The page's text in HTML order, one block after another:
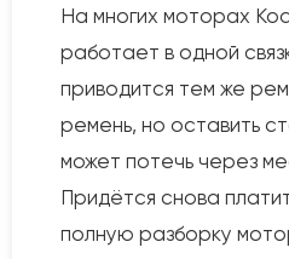
На многих моторах
работает в одной
приводится тем же
ремень, но оставить
может потечь через
Придётся снова
полную разборку